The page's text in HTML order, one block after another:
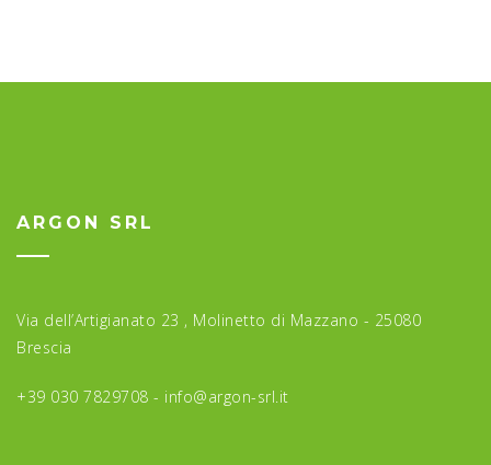
ARGON SRL
Via dell’Artigianato 23 , Molinetto di Mazzano - 25080
Brescia
+39 030 7829708 - info@argon-srl.it